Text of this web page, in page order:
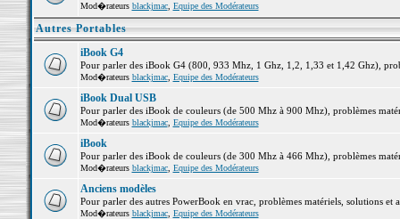
Mod�rateurs blackjmac, Equipe des Modérateurs
Autres Portables
iBook G4
Pour parler des iBook G4 (800, 933 Mhz, 1 Ghz, 1,2, 1,33 et 1,42 Ghz),
Mod�rateurs blackjmac, Equipe des Modérateurs
iBook Dual USB
Pour parler des iBook de couleurs (de 500 Mhz à 900 Mhz), problèmes
Mod�rateurs blackjmac, Equipe des Modérateurs
iBook
Pour parler des iBook de couleurs (de 300 Mhz à 466 Mhz), problèmes
Mod�rateurs blackjmac, Equipe des Modérateurs
Anciens modèles
Pour parler des autres PowerBook en vrac, problèmes matériels, solutions et
Mod�rateurs blackjmac, Equipe des Modérateurs